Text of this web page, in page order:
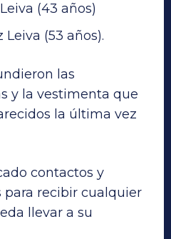
(43 años)
Leiva (53 años).
las
y la vestimenta que
la última vez
contactos y
para recibir cualquier
llevar a su